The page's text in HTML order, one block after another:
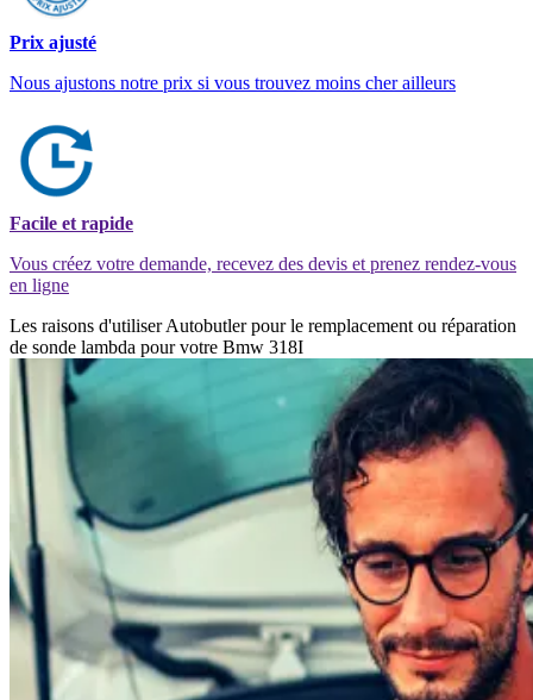
Prix ajusté
Nous ajustons notre prix si vous trouvez moins cher ailleurs
Facile et rapide
Vous créez votre demande, recevez des devis et prenez rendez-vous
en ligne
Les raisons d'utiliser Autobutler pour le remplacement ou réparation
de sonde lambda pour votre Bmw 318I